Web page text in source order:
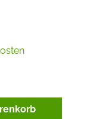
Gib den